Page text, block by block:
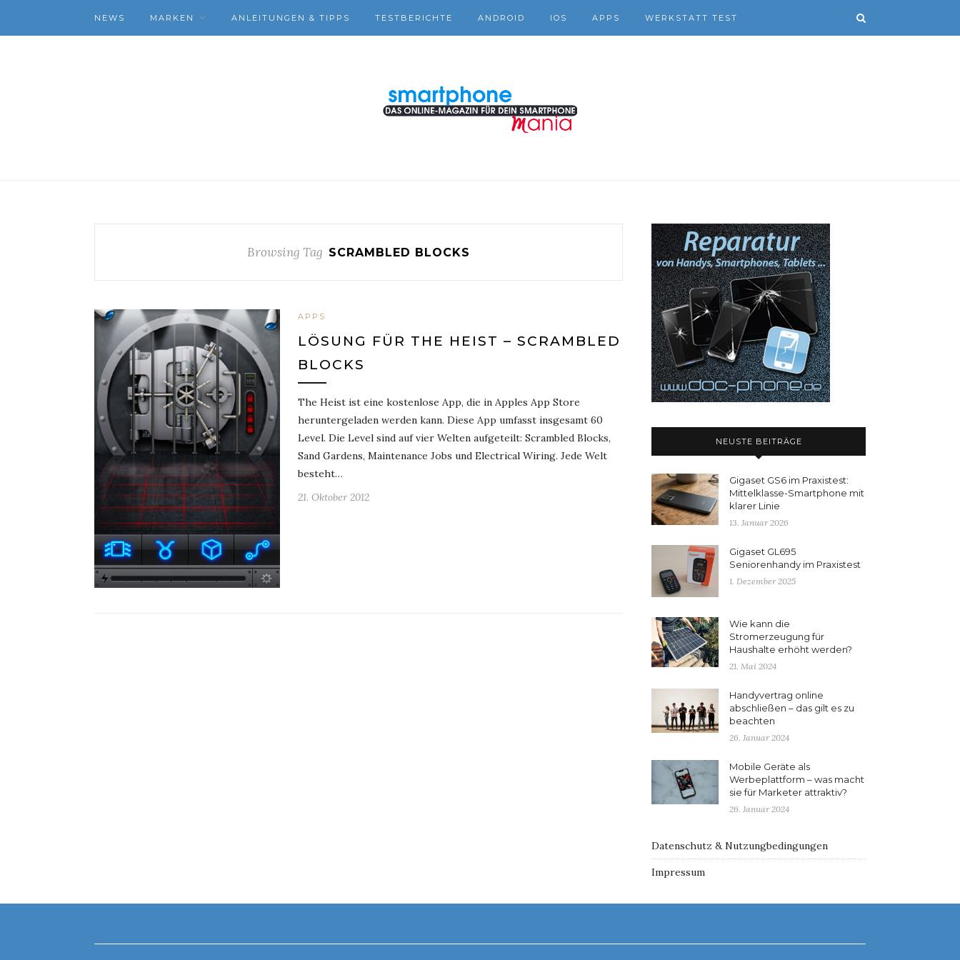
NEWS MARKEN ANLEITUNGEN & TIPPS TESTBERICHTE ANDROID IOS APPS WERKSTATT TEST
Browsing Tag SCRAMBLED BLOCKS
APPS
LÖSUNG FÜR THE HEIST – SCRAMBLED
BLOCKS
The Heist ist eine kostenlose App, die in Apples App Store
heruntergeladen werden kann. Diese App umfasst insgesamt 60
Level. Die Level sind auf vier Welten aufgeteilt: Scrambled Blocks,
Sand Gardens, Maintenance Jobs und Electrical Wiring. Jede Welt
besteht…
21. Oktober 2012
NEUSTE BEITRÄGE
Gigaset GS6 im Praxistest:
Mittelklasse-Smartphone mit
klarer Linie
13. Januar 2026
Gigaset GL695
Seniorenhandy im Praxistest
1. Dezember 2025
Wie kann die
Stromerzeugung für
Haushalte erhöht werden?
21. Mai 2024
Handyvertrag online
abschließen – das gilt es zu
beachten
26. Januar 2024
Mobile Geräte als
Werbeplattform – was macht
sie für Marketer attraktiv?
26. Januar 2024
Datenschutz & Nutzungbedingungen
Impressum